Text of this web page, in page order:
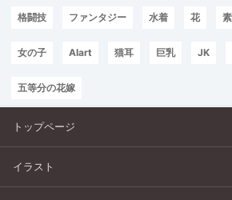
格闘技 ファンタジー 水着 花
女の子 AIart 猫耳 巨乳 JK
五等分の花嫁
トップページ
イラスト